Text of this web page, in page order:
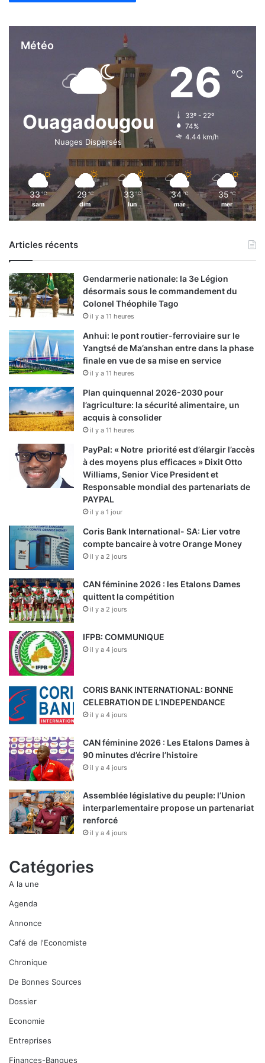
Météo
Ouagadougou
Nuages Dispersés
26 ℃
33º - 22º
74%
4.44 km/h
33 ℃
sam
29 ℃
dim
33 ℃
lun
34 ℃
mar
35 ℃
mer
Articles récents
Gendarmerie nationale: la 3e Légion
désormais sous le commandement du
Colonel Théophile Tago
il y a 11 heures
Anhui: le pont routier-ferroviaire sur le
Yangtsé de Ma’anshan entre dans la phase
finale en vue de sa mise en service
il y a 11 heures
Plan quinquennal 2026-2030 pour
l’agriculture: la sécurité alimentaire, un
acquis à consolider
il y a 11 heures
PayPal: « Notre priorité est d’élargir l’accès
à des moyens plus efficaces » Dixit Otto
Williams, Senior Vice President et
Responsable mondial des partenariats de
PAYPAL
il y a 1 jour
Coris Bank International- SA: Lier votre
compte bancaire à votre Orange Money
il y a 2 jours
CAN féminine 2026 : les Etalons Dames
quittent la compétition
il y a 2 jours
IFPB: COMMUNIQUE
il y a 4 jours
CORIS BANK INTERNATIONAL: BONNE
CELEBRATION DE L’INDEPENDANCE
il y a 4 jours
CAN féminine 2026 : Les Etalons Dames à
90 minutes d’écrire l’histoire
il y a 4 jours
Assemblée législative du peuple: l’Union
interparlementaire propose un partenariat
renforcé
il y a 4 jours
Catégories
A la une
Agenda
Annonce
Café de l'Economiste
Chronique
De Bonnes Sources
Dossier
Economie
Entreprises
Finances-Banques